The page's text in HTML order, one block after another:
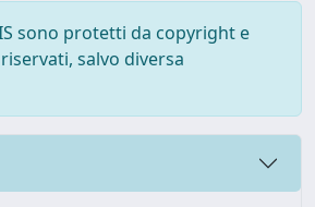
sono protetti da copyright e
salvo diversa